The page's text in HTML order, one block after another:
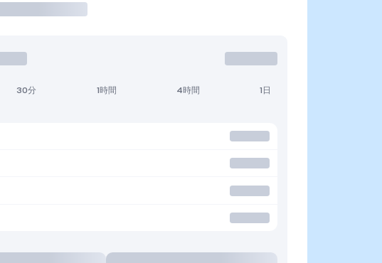
30分 1時間 4時間 1日